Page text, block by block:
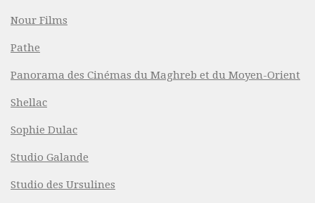
Nour Films
Pathe
Panorama des Cinémas du Maghreb et du Moyen-Orient
Shellac
Sophie Dulac
Studio Galande
Studio des Ursulines